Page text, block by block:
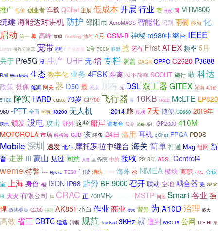
推广 低价 创业者 车载 QChat 进展 低成本 开展 行业 宅 日夜 同 MTM800
统建 海能达对讲机 防护 邵阳市 AeroMACS 智能化 识别 雨棚 移动 化
启动 第一 概 高峰 贯彻 Trunking 油气 4月 GSM-R 神秘 rd980中继台 IEEE
Liteos 接收分路器 宽带 即时 产业发展 2号 700M 联盟 抢 还有 First ATEX 频率 5月
关于 Pre5G 没 生产 UHF无增 专栏 覆盖 CAGR OPPO C2620 P3688
Rail Windows 生态 数字化 业务 4FSK 距离 以下简称 SCOUT 施行 敢 科达
政策 摄像 能源 网关 器 D50 最 长庆 那有 元 DSL 双工器 GITEX 湖南 4月份
5100 降实 HARD CM388 70岁 GP700 飞行器 等 10KB HOLD McLTE EP820
960 -PTT 全面 照明 R8200 无人机 2014 旅 现状 7天 随便 C2660 2019年
落地 颁发没电攻击 野外 这些 船岸 请友台 禁令 清移 系列 GP2000 410M
MOTOROLA 市场 解析海 GJB 该 装备 24日 滥用 耳机 eChat FPGA PDDS
Mobile 深圳 速发 北斗 摩托罗拉中继台 海关 简单 打通 Mag 组网 新
晋 走进 III 蒙山 见过 同意 大哥 国务院 中的 接收 2018年 ADSL Control4
weme 特警 --- Hytera TE30 门禁 消防 ---- 海外 徐 NMEA模块 离职 可以 会议
室 上海 身份 福 ISDN IP68 趋势 BF-9000召开 联动 空地 耦合器 完 G500
事 大火 有限公司 脚 CRAC 正 700MHz MSTP 同比 Smart各业 强
悍 政协委员 Q200 福建 AK851 小白 作业 商业 要求 背景 为 A10D 治理 盛大
高效 省工 CBTC 建造 清晰 规范 Trunked 3KHz 就 遭到 WRC-15 公网 LTE-Hi 摩